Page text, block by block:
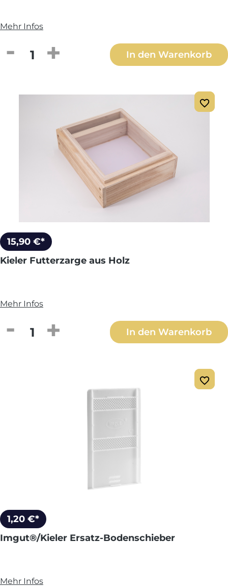
Mehr Infos
Produkt Anzahl: Gib den gewünschten
In den Warenkorb
15,90 €*
Kieler Futterzarge aus Holz
Mehr Infos
Produkt Anzahl: Gib den gewünschten
In den Warenkorb
1,20 €*
Imgut®/Kieler Ersatz-Bodenschieber
Mehr Infos